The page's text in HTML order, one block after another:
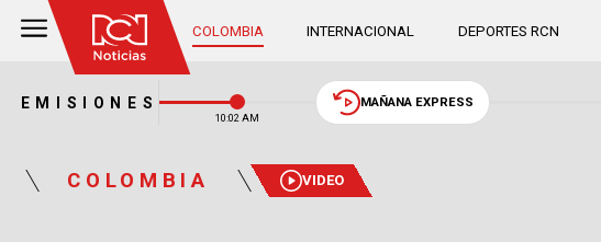
COLOMBIA INTERNACIONAL DEPORTES RCN
EMISIONES
10:02 AM
MAÑANA EXPRESS
COLOMBIA VIDEO